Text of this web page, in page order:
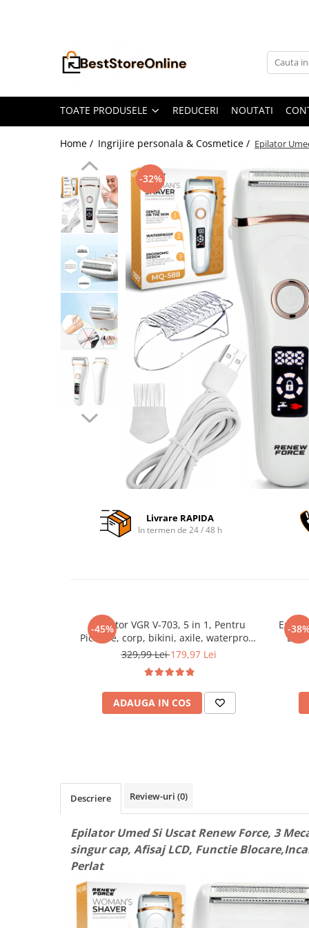
Accesorii aparate climatizare
Accesorii si Piese Aspiratoare
Aspiratoare Universale
iRobot Roomba
Karcher Parkside
Tefal Rowenta X-Force Flex
Xiaomi Roborock
Accesorii auto interioare
Aspiratoare Auto
Produse Cosmetica Auto
Casa, Gradina & Bricolaj
Accesorii mese si scaune
Accesorii prize si intrerupatoare
Maturi, mopuri si galeti
Organizare si depozitare
Termometre bucatarie
Veioze si Lampi
Vopsele si Pigmenti
Electrocasnice & Climatizare
Aparate de vidat
Blendere & Tocatoare
Fiare, statii & aparate de calcat cu
TOATE PRODUSELE REDUCERI NOUTATI
Home / Ingrijire personala & Cosmetice / Epilator
-32%
Livrare RAPIDA
In termen de 24 / 48 h
-45%
Epilator VGR V-703, 5 in 1, Pentru
Picioare, corp, bikini, axile, waterproof
IPX 4, acumulator 1400mAh, Lumina
329,99 Lei179,97 Lei
ADAUGA IN COS
-
Dry,
Descriere Review-uri (0)
Epilator Umed Si Uscat Renew Force, 3
singur cap, Afisaj LCD, Functie
Perlat